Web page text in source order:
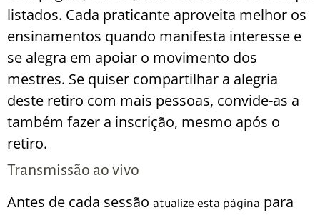
listados. Cada praticante aproveita melhor os
ensinamentos quando manifesta interesse e
se alegra em apoiar o movimento dos
mestres. Se quiser compartilhar a alegria
deste retiro com mais pessoas, convide-as a
também fazer a inscrição, mesmo após o
retiro.
Transmissão ao vivo
Antes de cada sessão atualize esta página para